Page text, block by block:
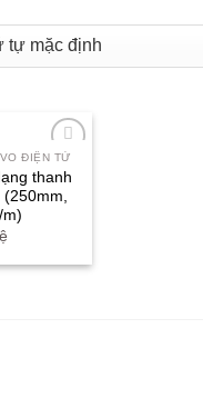
thích
ĐIỆN TỬ
thanh
(250mm,